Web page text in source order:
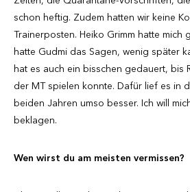
schon heftig. Zudem hatten wir keine
Trainerposten. Heiko Grimm hatte mich
hatte Gudmi das Sagen, wenig später
hat es auch ein bisschen gedauert, bis
der MT spielen konnte. Dafür lief es in
beiden Jahren umso besser. Ich will
beklagen.
Wen wirst du am meisten vermissen?